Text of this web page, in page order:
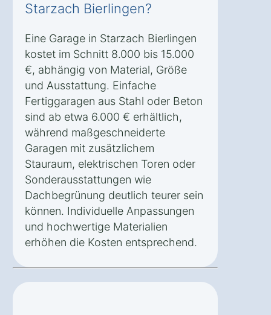
Starzach Bierlingen?
Eine Garage in Starzach Bierlingen
kostet im Schnitt 8.000 bis 15.000
€, abhängig von Material, Größe
und Ausstattung. Einfache
Fertiggaragen aus Stahl oder Beton
sind ab etwa 6.000 € erhältlich,
während maßgeschneiderte
Garagen mit zusätzlichem
Stauraum, elektrischen Toren oder
Sonderausstattungen wie
Dachbegrünung deutlich teurer sein
können. Individuelle Anpassungen
und hochwertige Materialien
erhöhen die Kosten entsprechend.